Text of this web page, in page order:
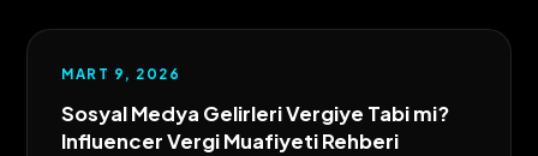
MART 9, 2026
Sosyal Medya Gelirleri Vergiye Tabi mi?
Influencer Vergi Muafiyeti Rehberi